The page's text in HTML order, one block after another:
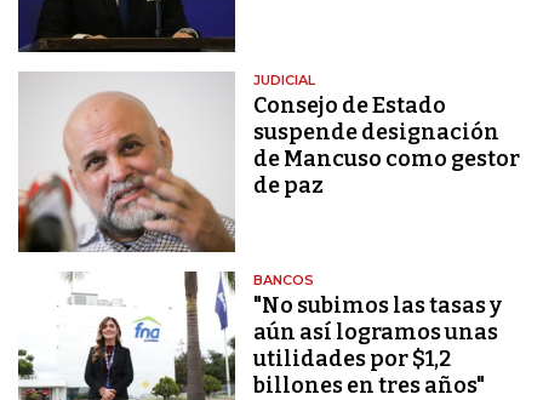
JUDICIAL
Consejo de Estado
suspende designación
de Mancuso como gestor
de paz
BANCOS
"No subimos las tasas y
aún así logramos unas
utilidades por $1,2
billones en tres años"